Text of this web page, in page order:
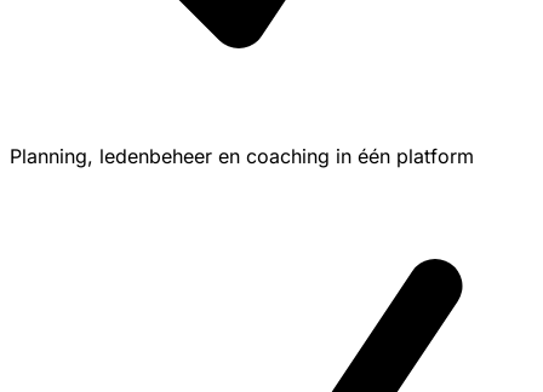
Planning, ledenbeheer en coaching in één platform